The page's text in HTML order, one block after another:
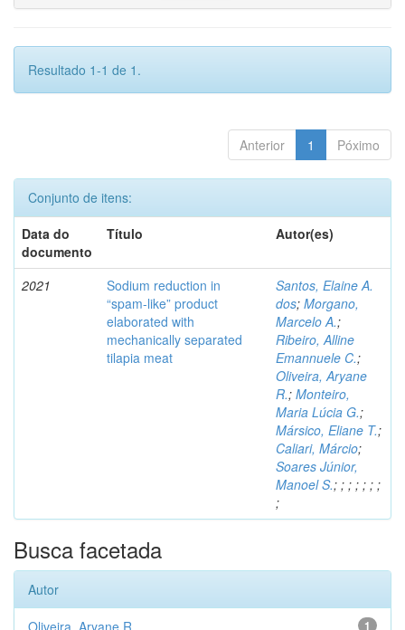
Resultado 1-1 de 1.
Anterior 1 Póximo
Conjunto de itens:
Data do
documento
Título Autor(es)
2021
Sodium reduction in
“spam-like” product
elaborated with
mechanically separated
tilapia meat
Santos, Elaine A.
dos; Morgano,
Marcelo A.;
Ribeiro, Alline
Emannuele C.;
Oliveira, Aryane
R.; Monteiro,
Maria Lúcia G.;
Mársico, Eliane T.;
Caliari, Márcio;
Soares Júnior,
Manoel S.; ; ; ; ; ; ;
;
Busca facetada
Autor
1